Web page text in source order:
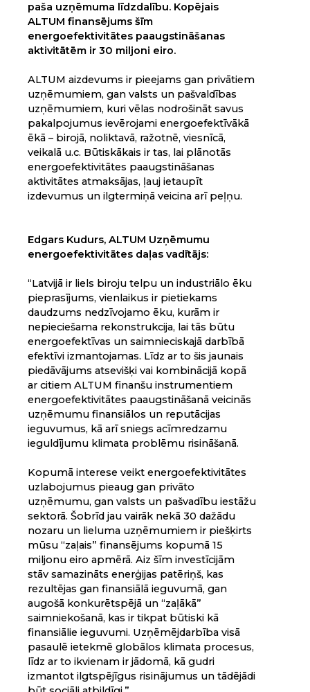
paša uzņēmuma līdzdalību. Kopējais
ALTUM finansējums šīm
energoefektivitātes paaugstināšanas
aktivitātēm ir 30 miljoni eiro.
ALTUM aizdevums ir pieejams gan privātiem
uzņēmumiem, gan valsts un pašvaldības
uzņēmumiem, kuri vēlas nodrošināt savus
pakalpojumus ievērojami energoefektīvākā
ēkā – birojā, noliktavā, ražotnē, viesnīcā,
veikalā u.c. Būtiskākais ir tas, lai plānotās
energoefektivitātes paaugstināšanas
aktivitātes atmaksājas, ļauj ietaupīt
izdevumus un ilgtermiņā veicina arī peļņu.
Edgars Kudurs, ALTUM Uzņēmumu
energoefektivitātes daļas vadītājs:
“Latvijā ir liels biroju telpu un industriālo ēku
pieprasījums, vienlaikus ir pietiekams
daudzums nedzīvojamo ēku, kurām ir
nepieciešama rekonstrukcija, lai tās būtu
energoefektīvas un saimnieciskajā darbībā
efektīvi izmantojamas. Līdz ar to šis jaunais
piedāvājums atsevišķi vai kombinācijā kopā
ar citiem ALTUM finanšu instrumentiem
energoefektivitātes paaugstināšanā veicinās
uzņēmumu finansiālos un reputācijas
ieguvumus, kā arī sniegs acīmredzamu
ieguldījumu klimata problēmu risināšanā.
Kopumā interese veikt energoefektivitātes
uzlabojumus pieaug gan privāto
uzņēmumu, gan valsts un pašvadību iestāžu
sektorā. Šobrīd jau vairāk nekā 30 dažādu
nozaru un lieluma uzņēmumiem ir piešķirts
mūsu “zaļais” finansējums kopumā 15
miljonu eiro apmērā. Aiz šīm investīcijām
stāv samazināts enerģijas patēriņš, kas
rezultējas gan finansiālā ieguvumā, gan
augošā konkurētspējā un “zaļākā”
saimniekošanā, kas ir tikpat būtiski kā
finansiālie ieguvumi. Uzņēmējdarbība visā
pasaulē ietekmē globālos klimata procesus,
līdz ar to ikvienam ir jādomā, kā gudri
izmantot ilgtspējīgus risinājumus un tādējādi